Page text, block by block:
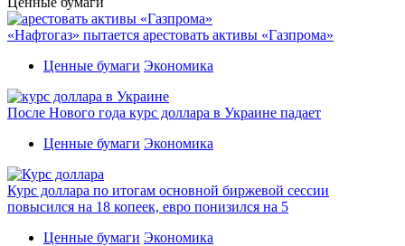
«Нафтогаз» пытается арестовать активы «Газпрома»
Ценные бумаги Экономика
После Нового года курс доллара в Украине падает
Ценные бумаги Экономика
Курс доллара по итогам основной биржевой сессии
повысился на 18 копеек, евро понизился на 5
Ценные бумаги Экономика